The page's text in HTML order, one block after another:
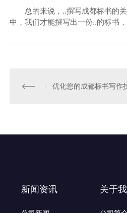
总的来说，..撰写成都标书的
中，我们才能撰写出一份..的标书
优化您的成都标书写作
新闻资讯 关于